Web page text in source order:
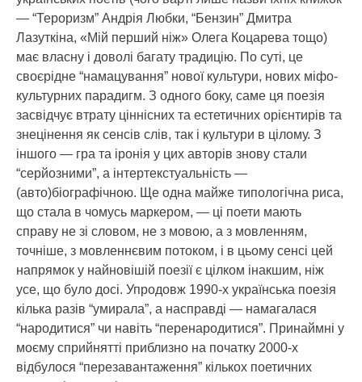
— “Тероризм” Андрія Любки, “Бензин” Дмитра
Лазуткіна, «Мій перший ніж» Олега Коцарева тощо)
має власну і доволі багату традицію. По суті, це
своєрідне “намацування” нової культури, нових міфо-
культурних парадигм. З одного боку, саме ця поезія
засвідчує втрату ціннісних та естетичних орієнтирів та
знецінення як сенсів слів, так і культури в цілому. З
іншого — гра та іронія у цих авторів знову стали
“серйозними”, а інтертекстуальність —
(авто)біографічною. Ще одна майже типологічна риса,
що стала в чомусь маркером, — ці поети мають
справу не зі словом, не з мовою, а з мовленням,
точніше, з мовленнєвим потоком, і в цьому сенсі цей
напрямок у найновішій поезії є цілком інакшим, ніж
усе, що було досі. Упродовж 1990-х українська поезія
кілька разів “умирала”, а насправді — намагалася
“народитися” чи навіть “перенародитися”. Принаймні у
моєму сприйнятті приблизно на початку 2000-х
відбулося “перезавантаження” кількох поетичних